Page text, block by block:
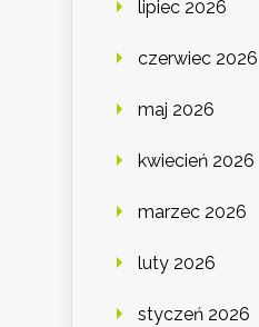
lipiec 2026
czerwiec 2026
maj 2026
kwiecień 2026
marzec 2026
luty 2026
styczeń 2026